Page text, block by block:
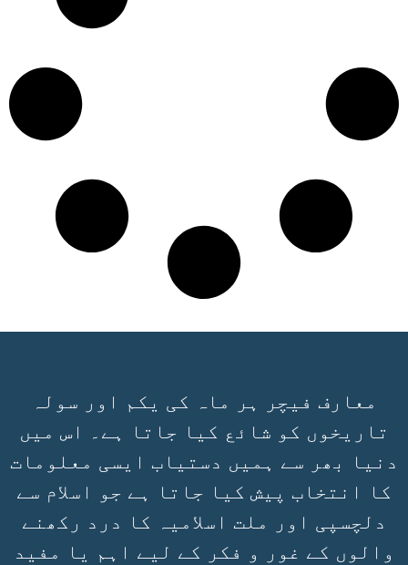
معارف فیچر ہر ماہ کی یکم اور سولہ
تاریخوں کو شائع کیا جاتا ہے۔ اس میں
دنیا بھر سے ہمیں دستیاب ایسی معلومات
کا انتخاب پیش کیا جاتا ہے جو اسلام سے
دلچسپی اور ملت اسلامیہ کا درد رکھنے
والوں کے غور و فکر کے لیے اہم یا مفید